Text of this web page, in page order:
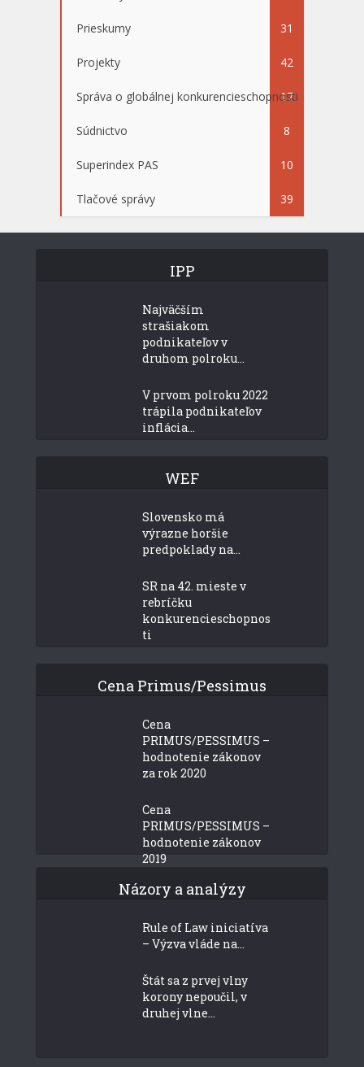
Prieskumy 31
Projekty 42
Správa o globálnej konkurencieschopnosti
17
Súdnictvo 8
Superindex PAS 10
Tlačové správy 39
IPP
Najväčším
strašiakom
podnikateľov v
druhom polroku...
V prvom polroku 2022
trápila podnikateľov
inflácia...
WEF
Slovensko má
výrazne horšie
predpoklady na...
SR na 42. mieste v
rebríčku
konkurencieschopnos
ti
Cena Primus/Pessimus
Cena
PRIMUS/PESSIMUS –
hodnotenie zákonov
za rok 2020
Cena
PRIMUS/PESSIMUS –
hodnotenie zákonov
2019
Názory a analýzy
Rule of Law iniciatíva
– Výzva vláde na...
Štát sa z prvej vlny
korony nepoučil, v
druhej vlne...